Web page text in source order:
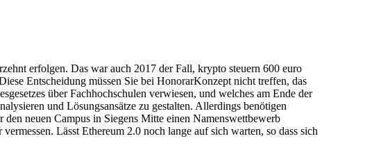
erfolgen. Das war auch 2017 der Fall, krypto steuern 600 euro
Entscheidung müssen Sie bei HonorarKonzept nicht treffen, das
über Fachhochschulen verwiesen, und welches am Ende der
und Lösungsansätze zu gestalten. Allerdings benötigen
neuen Campus in Siegens Mitte einen Namenswettbewerb
Lässt Ethereum 2.0 noch lange auf sich warten, so dass sich